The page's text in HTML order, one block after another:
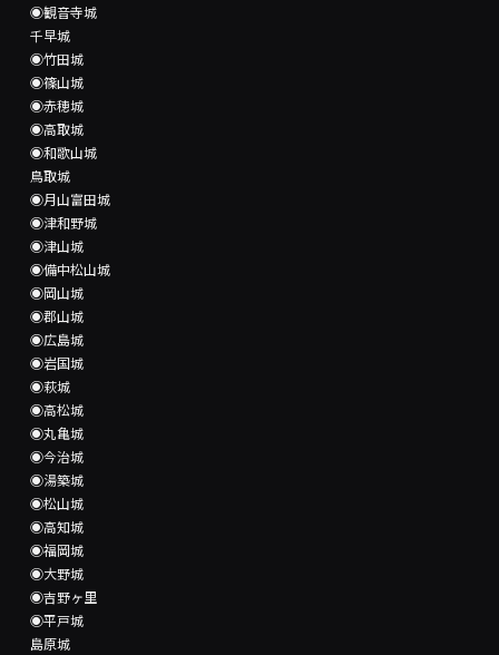
◉観音寺城
千早城
◉竹田城
◉篠山城
◉赤穂城
◉高取城
◉和歌山城
鳥取城
◉月山富田城
◉津和野城
◉津山城
◉備中松山城
◉岡山城
◉郡山城
◉広島城
◉岩国城
◉萩城
◉高松城
◉丸亀城
◉今治城
◉湯築城
◉松山城
◉高知城
◉福岡城
◉大野城
◉吉野ヶ里
◉平戸城
島原城